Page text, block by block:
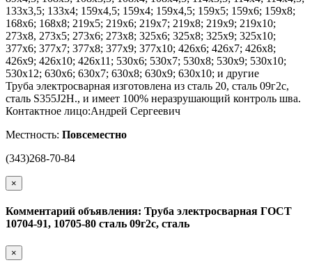
133х3,5; 133х4; 159х4,5; 159х4; 159х4,5; 159х5; 159х6; 159х8;
168х6; 168х8; 219х5; 219х6; 219х7; 219х8; 219х9; 219х10;
273х8, 273х5; 273х6; 273х8; 325х6; 325х8; 325х9; 325х10;
377х6; 377х7; 377х8; 377х9; 377х10; 426х6; 426х7; 426х8;
426х9; 426х10; 426х11; 530х6; 530х7; 530х8; 530х9; 530х10;
530х12; 630х6; 630х7; 630х8; 630х9; 630х10; и другие
Труба электросварная изготовлена из сталь 20, сталь 09г2с,
сталь S355J2H., и имеет 100% неразрушающий контроль шва.
Контактное лицо:Андрей Сергеевич
Местность: Повсеместно
(343)268-70-84
×
Комментарий объявления: Труба электросварная ГОСТ
10704-91, 10705-80 сталь 09г2с, сталь
×